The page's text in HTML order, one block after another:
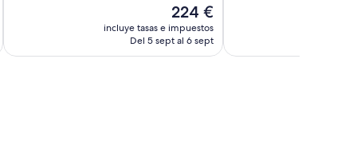
El
precio
actual
224 €
incluye tasas e impuestos
Del 5 sept al 6 sept